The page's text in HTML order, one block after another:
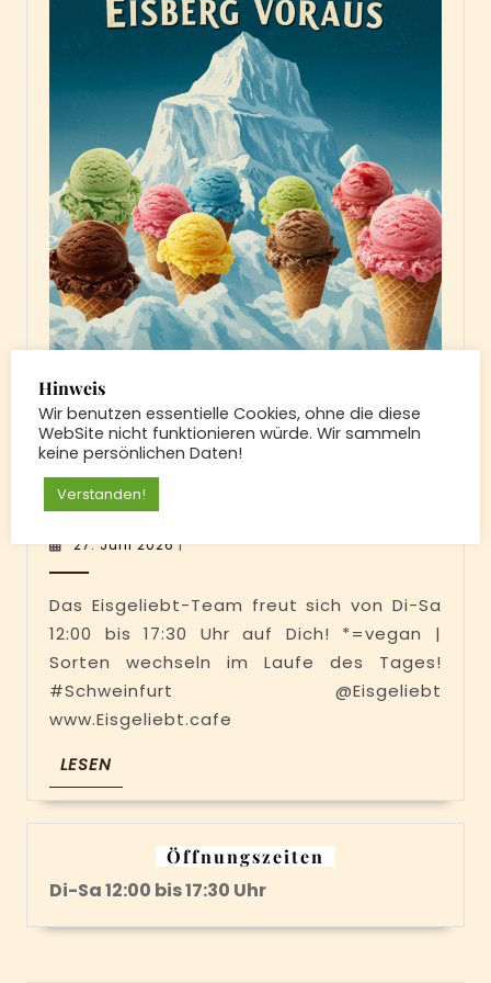
Samstag im Eisgeliebt:
Rose-Himbeere*,
Kalamansi*, Ananas*,
Erdbeere*, Vanille, Pinie,
Schoko* und Eiscafé
im
Rose-
Himbeere*,
Ananas*,
Pinie,
Schoko*
und
27. Juni 202627.
|
Das Eisgeliebt-Team freut sich von Di-Sa
12:00 bis 17:30 Uhr auf Dich! *=vegan |
Sorten wechseln im Laufe des Tages!
#Schweinfurt @Eisgeliebt
www.Eisgeliebt.cafe
LESEN
Öffnungszeiten
Di-Sa 12:00 bis 17:30 Uhr
Hinweis
Wir benutzen essentielle Cookies, ohne die diese
WebSite nicht funktionieren würde. Wir sammeln
keine persönlichen Daten!
Verstanden!